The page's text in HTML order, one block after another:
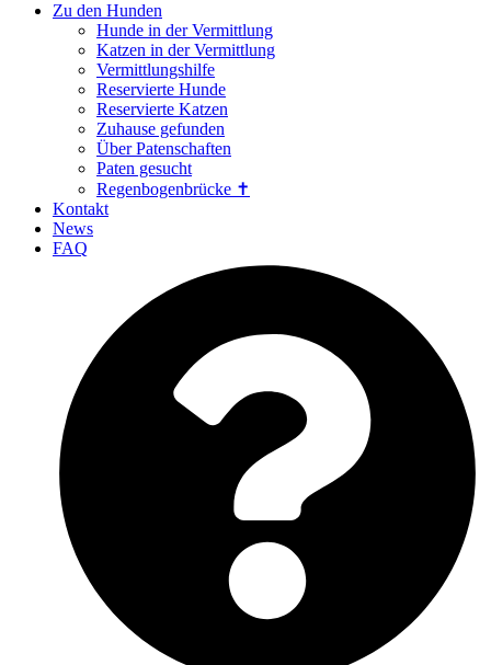
Zu den Hunden
Hunde in der Vermittlung
Katzen in der Vermittlung
Vermittlungshilfe
Reservierte Hunde
Reservierte Katzen
Zuhause gefunden
Über Patenschaften
Paten gesucht
Regenbogenbrücke ✝
Kontakt
News
FAQ